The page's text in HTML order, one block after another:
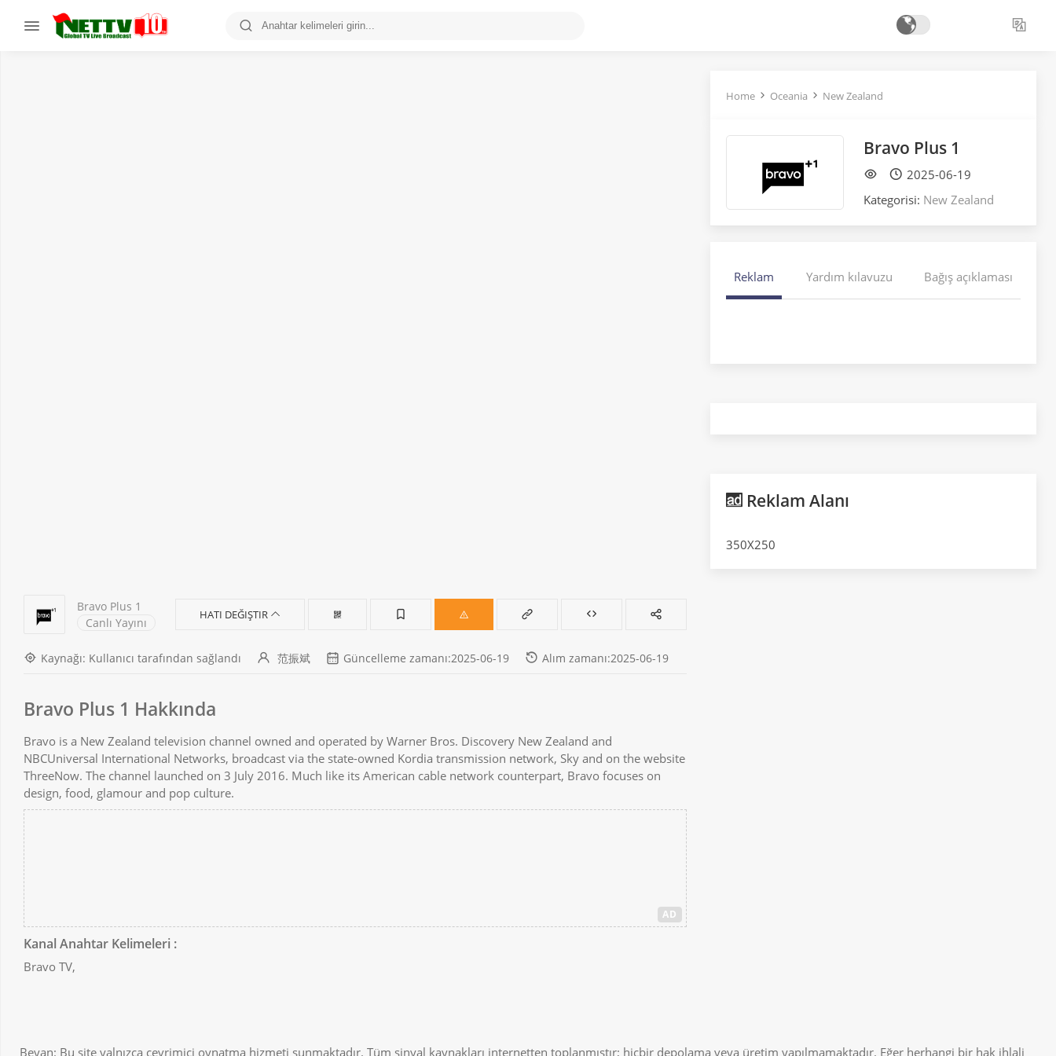
Bravo Plus 1
Canlı Yayını
HATI DEĞIŞTIR
Kaynağı: Kullanıcı tarafından sağlandı 范振斌 Güncelleme zamanı:2025-06-19 Alım zamanı:2025-06-19
Bravo Plus 1 Hakkında
Bravo is a New Zealand television channel owned and operated by Warner Bros. Discovery New Zealand and
NBCUniversal International Networks, broadcast via the state-owned Kordia transmission network, Sky and on the website
ThreeNow. The channel launched on 3 July 2016. Much like its American cable network counterpart, Bravo focuses on
design, food, glamour and pop culture.
AD
Kanal Anahtar Kelimeleri :
Bravo TV,
Home Oceania New Zealand
Bravo Plus 1
2025-06-19
Kategorisi: New Zealand
Reklam Yardım kılavuzu Bağış açıklaması
Reklam Alanı
350X250
Beyan: Bu site yalnızca çevrimiçi oynatma hizmeti sunmaktadır. Tüm sinyal kaynakları internetten toplanmıştır; hiçbir depolama veya üretim yapılmamaktadır. Eğer herhangi bir hak ihlali